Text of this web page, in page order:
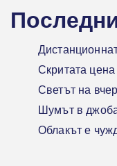
Скритата
Светът на
Шумът в
Облакът е